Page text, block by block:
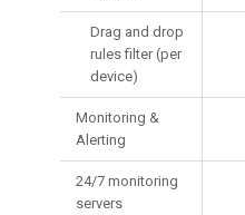
Drag and drop
rules filter (per
device)
Monitoring &
Alerting
24/7 monitoring
servers